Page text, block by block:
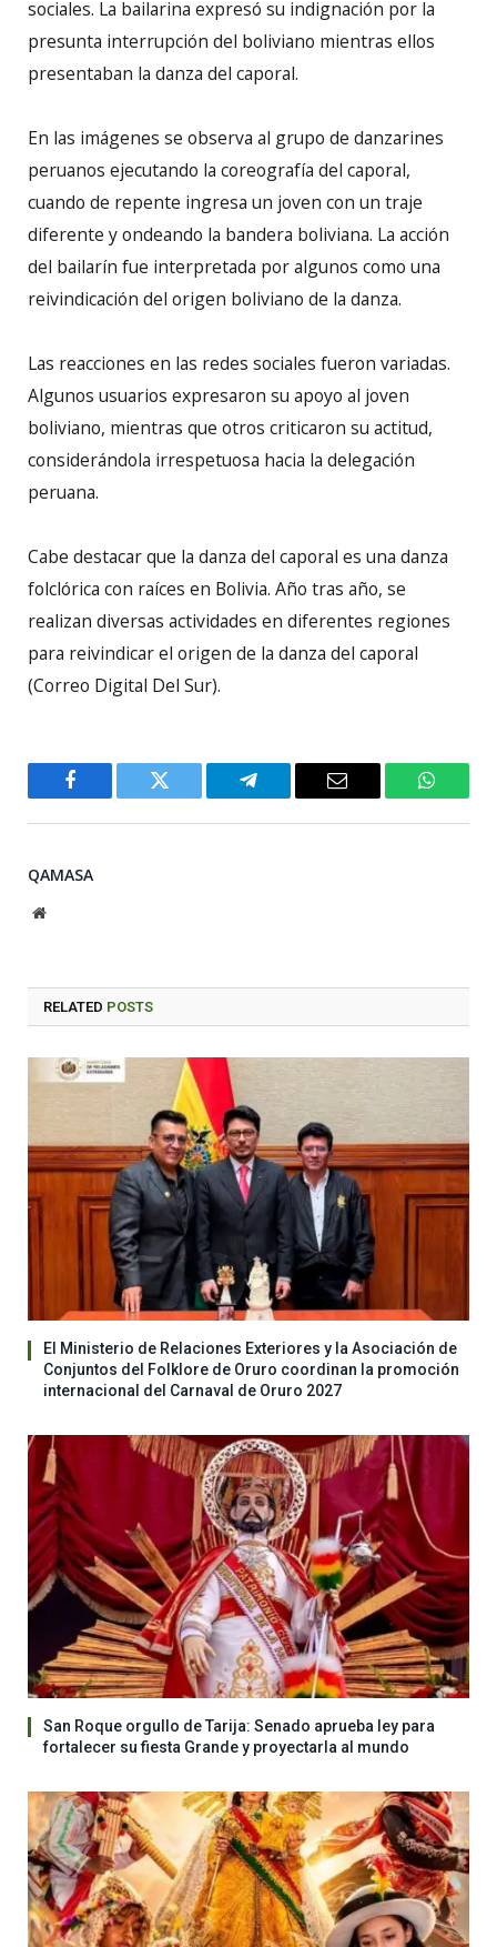
sociales. La bailarina expresó su indignación por la
presunta interrupción del boliviano mientras ellos
presentaban la danza del caporal.
En las imágenes se observa al grupo de danzarines
peruanos ejecutando la coreografía del caporal,
cuando de repente ingresa un joven con un traje
diferente y ondeando la bandera boliviana. La acción
del bailarín fue interpretada por algunos como una
reivindicación del origen boliviano de la danza.
Las reacciones en las redes sociales fueron variadas.
Algunos usuarios expresaron su apoyo al joven
boliviano, mientras que otros criticaron su actitud,
considerándola irrespetuosa hacia la delegación
peruana.
Cabe destacar que la danza del caporal es una danza
folclórica con raíces en Bolivia. Año tras año, se
realizan diversas actividades en diferentes regiones
para reivindicar el origen de la danza del caporal
(Correo Digital Del Sur).
Facebook Twitter Telegram Email
QAMASA
Website
RELATED POSTS
El Ministerio de Relaciones Exteriores y la Asociación de
Conjuntos del Folklore de Oruro coordinan la promoción
internacional del Carnaval de Oruro 2027
San Roque orgullo de Tarija: Senado aprueba ley para
fortalecer su fiesta Grande y proyectarla al mundo